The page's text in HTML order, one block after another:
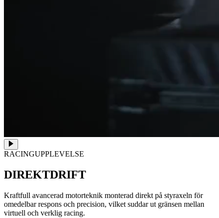
RACINGUPPLEVELSE
DIREKTDRIFT
Kraftfull avancerad motorteknik monterad direkt på styraxeln för
omedelbar respons och precision, vilket suddar ut gränsen mellan
virtuell och verklig racing.